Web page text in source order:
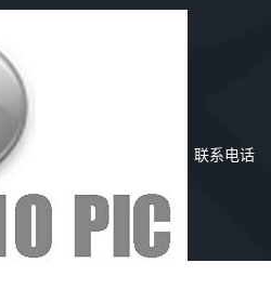
联系电话